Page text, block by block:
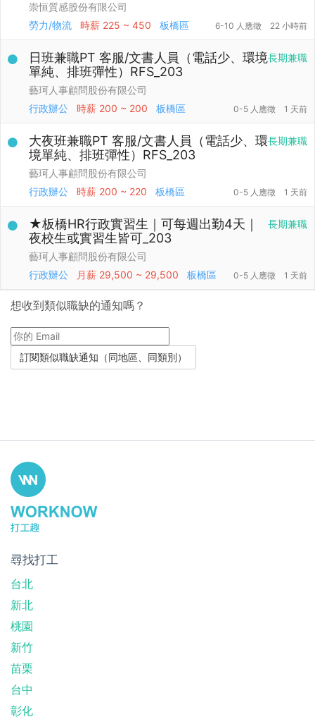
崇恒質感股份有限公司
勞力/物流
時薪 225 ~ 450 板橋區 6-10 人應徵 22 小時前
長期兼職
日班兼職PT 客服/文書人員（電話少、環境
單純、排班彈性）RFS_203
藝珂人事顧問股份有限公司
行政辦公
時薪 200 ~ 200 板橋區 0-5 人應徵 1 天前
長期兼職
大夜班兼職PT 客服/文書人員（電話少、環
境單純、排班彈性）RFS_203
藝珂人事顧問股份有限公司
行政辦公
時薪 200 ~ 220 板橋區 0-5 人應徵 1 天前
長期兼職
★板橋HR行政實習生｜可每週出勤4天｜
夜校生或實習生皆可_203
藝珂人事顧問股份有限公司
行政辦公
月薪 29,500 ~ 29,500 板橋區 0-5 人應徵 1 天前
想收到類似職缺的通知嗎？
尋找打工
台北
新北
桃園
新竹
苗栗
台中
彰化